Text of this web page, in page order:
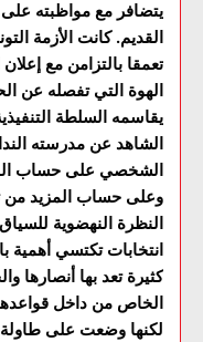
يتضافر مع مواظبته
القديم. كانت الأزمة
تعمقا بالتزامن مع
الهوة التي تفصله عن
يقاسمه السلطة
الشاهد عن مدرسته
الشخصي على حساب
وعلى حساب المزيد
النظرة النهضوية
انتخابات تكتسي
كثيرة تعد بها أنصارها
الخاص من داخل
لكنها وضعت على طاولة